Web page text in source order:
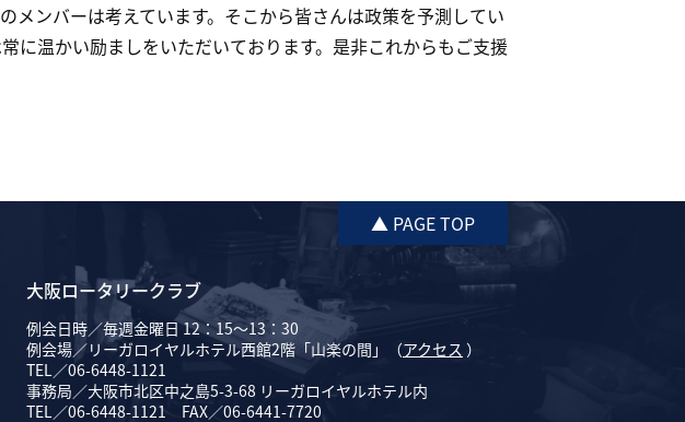
メンバーは考えています。そこから皆さんは政策を予測してい
に温かい励ましをいただいております。是非これからもご支援
▲ PAGE TOP
大阪ロータリークラブ
例会日時／毎週金曜日 12：15～13：30
例会場／リーガロイヤルホテル西館2階「山楽の間」（アクセス ）
TEL／06-6448-1121
事務局／大阪市北区中之島5-3-68 リーガロイヤルホテル内
TEL／06-6448-1121 FAX／06-6441-7720